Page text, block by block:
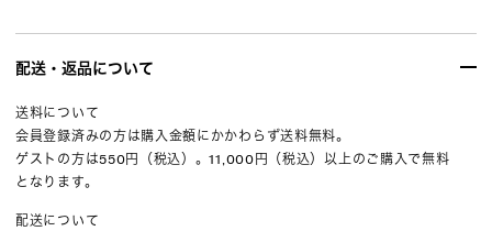
配送・返品について
送料について
会員登録済みの方は購入金額にかかわらず送料無料。
ゲストの方は550円（税込）。11,000円（税込）以上のご購入で無料
となります。
配送について